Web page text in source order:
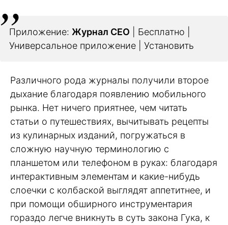
Приложение: Журнал СЕО | Бесплатно |
Универсальное приложение | Установить
Различного рода журналы получили второе
дыхание благодаря появлению мобильного
рынка. Нет ничего приятнее, чем читать
статьи о путешествиях, вычитывать рецепты
из кулинарных изданий, погружаться в
сложную научную терминологию с
планшетом или телефоном в руках: благодаря
интерактивным элементам и какие-нибудь
слоечки с колбаской выглядят аппетитнее, и
при помощи обширного инструментария
гораздо легче вникнуть в суть закона Гука, к